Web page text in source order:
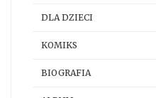
DLA DZIECI
KOMIKS
BIOGRAFIA